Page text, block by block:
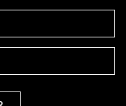
Na Busca